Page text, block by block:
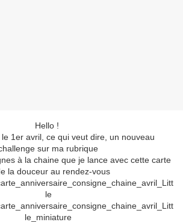
Hello !
1er avril, ce qui veut dire, un nouveau
sur ma rubrique
à la chaine que je lance avec cette carte
la douceur au rendez-vous